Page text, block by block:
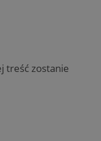
treść zostanie